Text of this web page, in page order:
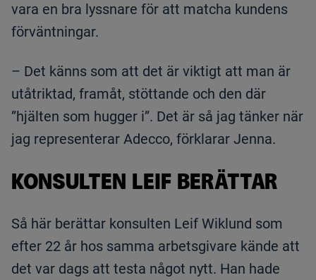
vara en bra lyssnare för att matcha kundens
förväntningar.
– Det känns som att det är viktigt att man är
utåtriktad, framåt, stöttande och den där
”hjälten som hugger i”. Det är så jag tänker när
jag representerar Adecco, förklarar Jenna.
KONSULTEN LEIF BERÄTTAR
Så här berättar konsulten Leif Wiklund som
efter 22 år hos samma arbetsgivare kände att
det var dags att testa något nytt. Han hade